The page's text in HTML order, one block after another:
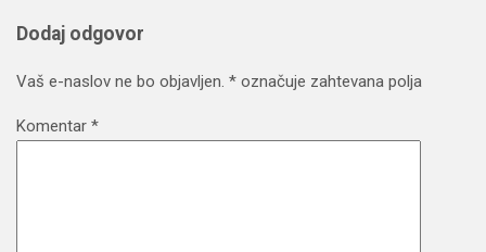
Dodaj odgovor
Vaš e-naslov ne bo objavljen. * označuje zahtevana polja
Komentar *